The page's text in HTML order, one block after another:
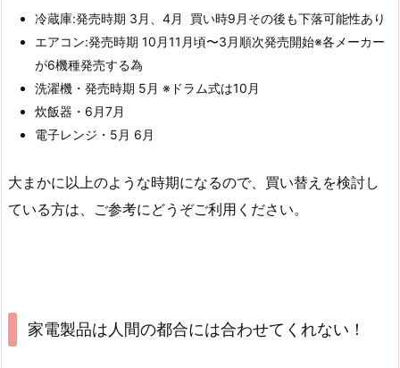
冷蔵庫:発売時期 3月、4月 買い時9月その後も下落可能性あり
エアコン:発売時期 10月11月頃〜3月順次発売開始※各メーカー
が6機種発売する為
洗濯機・発売時期 5月 ※ドラム式は10月
炊飯器・6月7月
電子レンジ・5月 6月
大まかに以上のような時期になるので、買い替えを検討し
ている方は、ご参考にどうぞご利用ください。
家電製品は人間の都合には合わせてくれない！